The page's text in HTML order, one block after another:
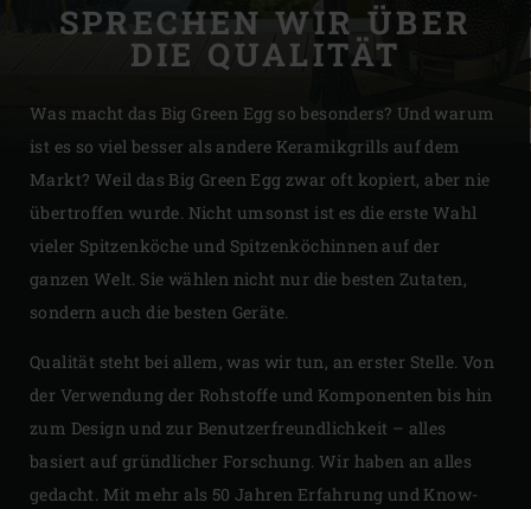
SPRECHEN WIR ÜBER
DIE QUALITÄT
Was macht das Big Green Egg so besonders? Und warum
ist es so viel besser als andere Keramikgrills auf dem
Markt? Weil das Big Green Egg zwar oft kopiert, aber nie
übertroffen wurde. Nicht umsonst ist es die erste Wahl
vieler Spitzenköche und Spitzenköchinnen auf der
ganzen Welt. Sie wählen nicht nur die besten Zutaten,
sondern auch die besten Geräte.
Qualität steht bei allem, was wir tun, an erster Stelle. Von
der Verwendung der Rohstoffe und Komponenten bis hin
zum Design und zur Benutzerfreundlichkeit – alles
basiert auf gründlicher Forschung. Wir haben an alles
gedacht. Mit mehr als 50 Jahren Erfahrung und Know-